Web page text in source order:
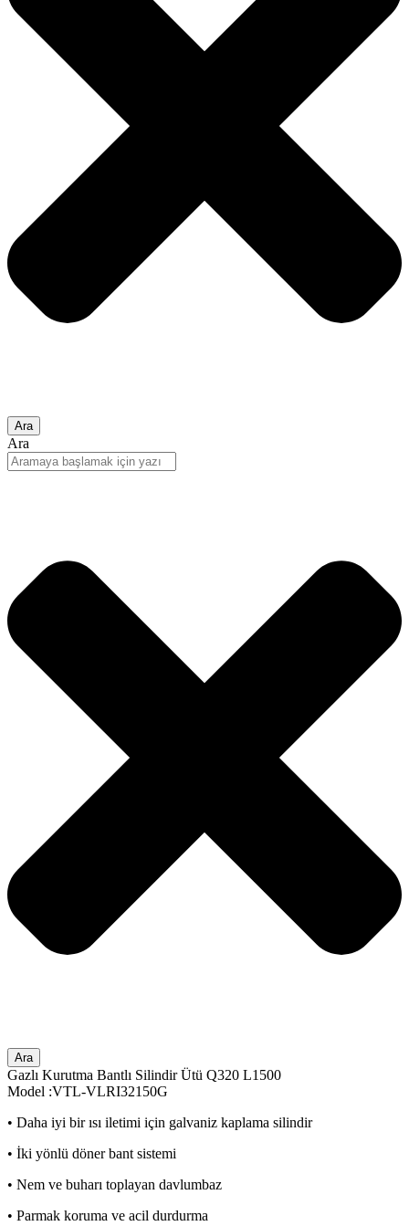
Ara
Ara
Ara
Gazlı Kurutma Bantlı Silindir Ütü Q320 L1500
Model :VTL-VLRI32150G
• Daha iyi bir ısı iletimi için galvaniz kaplama silindir
• İki yönlü döner bant sistemi
• Nem ve buharı toplayan davlumbaz
• Parmak koruma ve acil durdurma